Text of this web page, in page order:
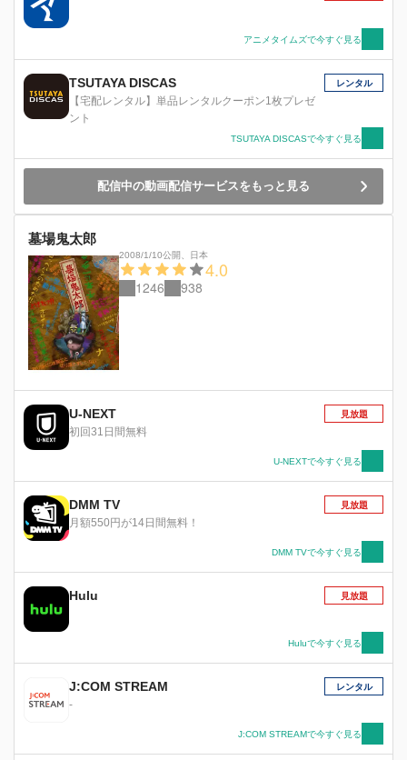
アニメタイムズで今すぐ見る
TSUTAYA DISCAS
【宅配レンタル】単品レンタルクーポン1枚プレゼ
ント
レンタル
TSUTAYA DISCASで今すぐ見る
配信中の動画配信サービスをもっと見る
墓場鬼太郎
2008/1/10公開 日本
4.0
1246 938
U-NEXT
初回31日間無料
見放題
U-NEXTで今すぐ見る
DMM TV
月額550円が14日間無料！
見放題
DMM TVで今すぐ見る
Hulu 見放題
Huluで今すぐ見る
J:COM STREAM
-
レンタル
J:COM STREAMで今すぐ見る